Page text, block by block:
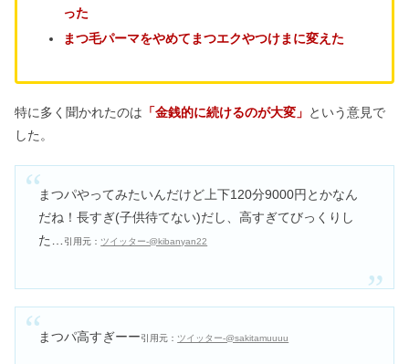
ミスド福袋2024！ネット予約やドーナ
アクシーズファムはやばい？喪女？お
ZONeエナジードリンクがやばい・体
った
まつ毛パーマをやめてまつエクやつけまに変えた
特に多く聞かれたのは 「金銭的に続けるのが大変」 という意見で
した。
まつパやってみたいんだけど上下120分9000円とかなん
だね！長すぎ(子供待てない)だし、高すぎてびっくりし
た… 引用元： ツイッター-@kibanyan22
まつパ高すぎーー引用元： ツイッター-@sakitamuuuu